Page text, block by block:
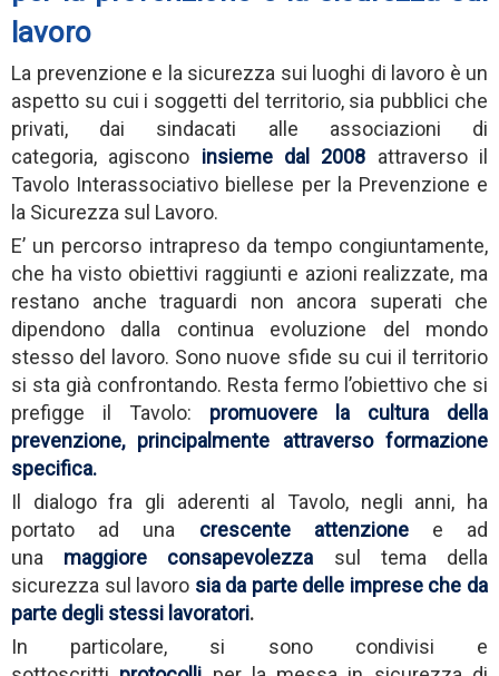
lavoro
La prevenzione e la sicurezza sui luoghi di lavoro è un
aspetto su cui i soggetti del territorio, sia pubblici che
privati, dai sindacati alle associazioni di
categoria, agiscono insieme dal 2008 attraverso il
Tavolo Interassociativo biellese per la Prevenzione e
la Sicurezza sul Lavoro.
E’ un percorso intrapreso da tempo congiuntamente,
che ha visto obiettivi raggiunti e azioni realizzate, ma
restano anche traguardi non ancora superati che
dipendono dalla continua evoluzione del mondo
stesso del lavoro. Sono nuove sfide su cui il territorio
si sta già confrontando. Resta fermo l’obiettivo che si
prefigge il Tavolo: promuovere la cultura della
prevenzione, principalmente attraverso formazione
specifica.
Il dialogo fra gli aderenti al Tavolo, negli anni, ha
portato ad una
crescente attenzionee ad
una maggiore consapevolezza
sul tema della
sicurezza sul lavoro sia da parte delle imprese che da
parte degli stessi lavoratori.
In particolare, si sono condivisi e